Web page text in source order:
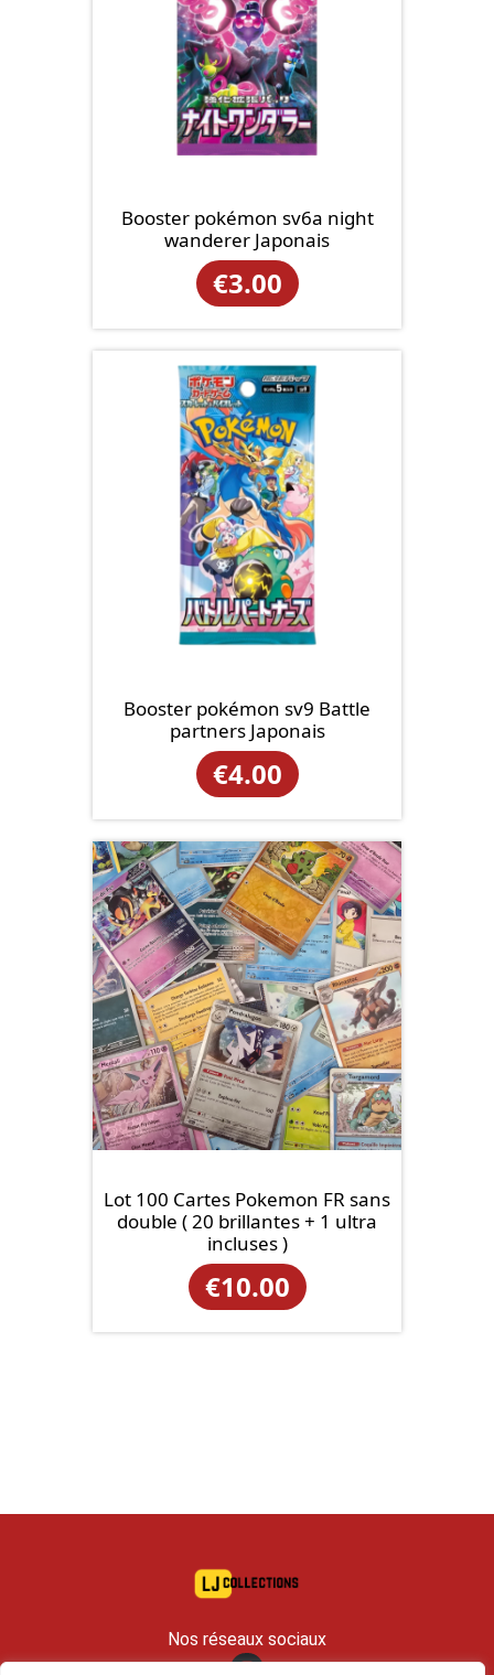
Booster pokémon sv6a night
wanderer Japonais
€3.00
Booster pokémon sv9 Battle
partners Japonais
€4.00
Lot 100 Cartes Pokemon FR sans
double ( 20 brillantes + 1 ultra
incluses )
€10.00
Nos réseaux sociaux